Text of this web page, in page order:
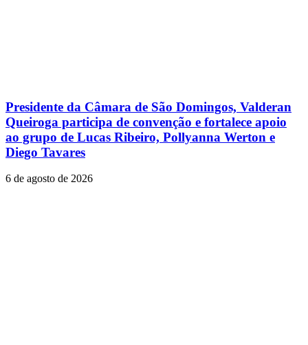
Presidente da Câmara de São Domingos, Valderan
Queiroga participa de convenção e fortalece apoio
ao grupo de Lucas Ribeiro, Pollyanna Werton e
Diego Tavares
6 de agosto de 2026